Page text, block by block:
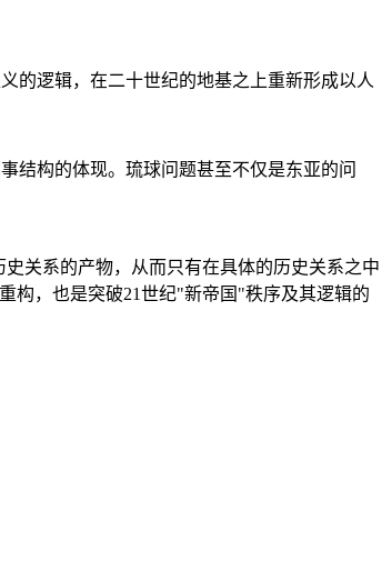
的逻辑，在二十世纪的地基之上重新形成以人
结构的体现。琉球问题甚至不仅是东亚的问
关系的产物，从而只有在具体的历史关系之中
构，也是突破21世纪"新帝国"秩序及其逻辑的